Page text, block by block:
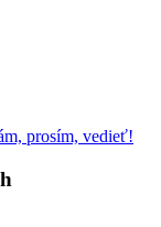
prosím, vedieť!